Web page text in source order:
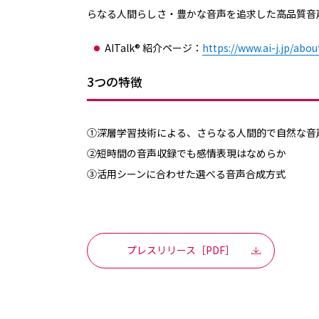
らなる人間らしさ・豊かな音声を追求した高品質音
AITalk® 紹介ページ： https://www.ai-j.jp/
3つの特徴
①深層学習技術による、さらなる人間的で自然な音
②短時間の音声収録でも感情表現はなめらか
③活用シーンに合わせた選べる音声合成方式
プレスリリース［PDF］